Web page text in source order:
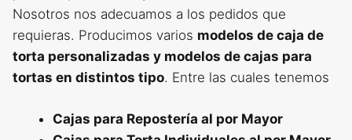
Nosotros nos adecuamos a los pedidos que
requieras. Producimos varios modelos de caja de
torta personalizadas y modelos de cajas para
tortas en distintos tipo. Entre las cuales tenemos
Cajas para Repostería al por Mayor